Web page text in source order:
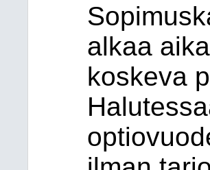
alkaa
koskeva